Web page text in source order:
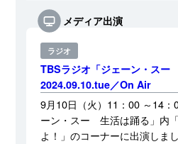
メディア出演
ラジオ
TBSラジオ「ジェーン・スー
2024.09.10.tue／On Air
9月10日（火）11：00 ～14：
ーン・スー 生活は踊る」内
よ！」のコーナーに出演しまし